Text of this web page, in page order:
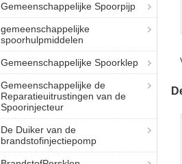
Gemeenschappelijke Spoorpijp
gemeenschappelijke
spoorhulpmiddelen
Gemeenschappelijke Spoorklep
Gemeenschappelijke de
Reparatieuitrustingen van de
Spoorinjecteur
De Duiker van de
brandstofinjectiepomp